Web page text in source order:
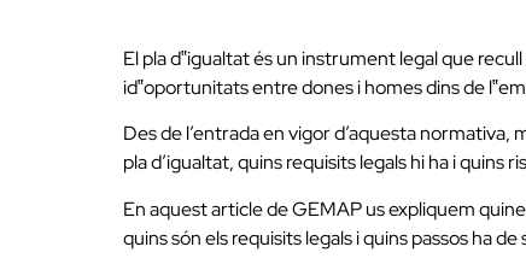
El pla d‟igualtat és un instrument legal que
id‟oportunitats entre dones i homes dins de
Des de l’entrada en vigor d’aquesta
pla d’igualtat, quins requisits legals hi ha i quins
En aquest article de GEMAP us expliquem
quins són els requisits legals i quins passos ha